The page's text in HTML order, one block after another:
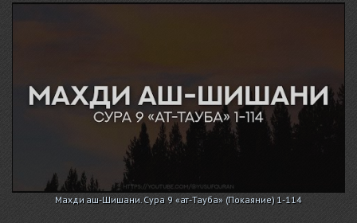
Махди аш-Шишани. Сура 9 «ат-Тауба» (Покаяние) 1-114